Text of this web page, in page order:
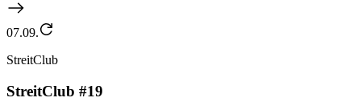
07.09.
StreitClub
StreitClub #19